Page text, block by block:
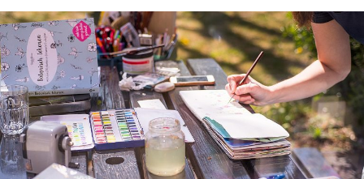
10
Materiales
imprescindibles
para
hacer
manualidades